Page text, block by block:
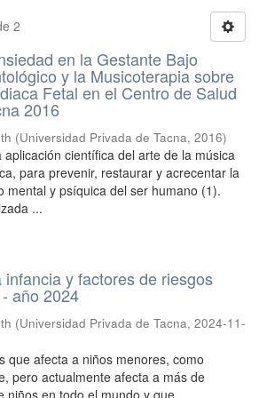
2
en la Gestante Bajo
y la Musicoterapia sobre
Fetal en el Centro de Salud
2016
(Universidad Privada de Tacna, 2016)
científica del arte de la música
para prevenir, restaurar y acrecentar la
mental y psíquica del ser humano (1).
...
y factores de riesgos
año 2024
(Universidad Privada de Tacna, 2024-11-
que afecta a niños menores, como
pero actualmente afecta a más de